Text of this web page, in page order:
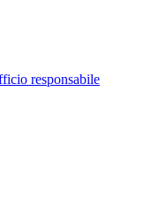
responsabile